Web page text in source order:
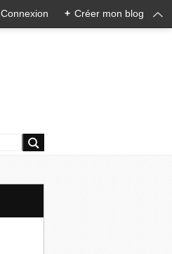
Connexion + Créer mon blog